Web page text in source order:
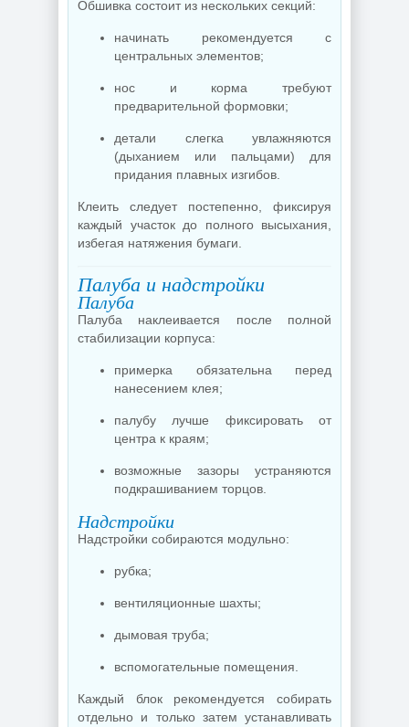
Обшивка состоит из нескольких секций:
начинать рекомендуется с
центральных элементов;
нос и корма требуют
предварительной формовки;
детали слегка увлажняются
(дыханием или пальцами) для
придания плавных изгибов.
Клеить следует постепенно, фиксируя
каждый участок до полного высыхания,
избегая натяжения бумаги.
Палуба и надстройки
Палуба
Палуба наклеивается после полной
стабилизации корпуса:
примерка обязательна перед
нанесением клея;
палубу лучше фиксировать от
центра к краям;
возможные зазоры устраняются
подкрашиванием торцов.
Надстройки
Надстройки собираются модульно:
рубка;
вентиляционные шахты;
дымовая труба;
вспомогательные помещения.
Каждый блок рекомендуется собирать
отдельно и только затем устанавливать